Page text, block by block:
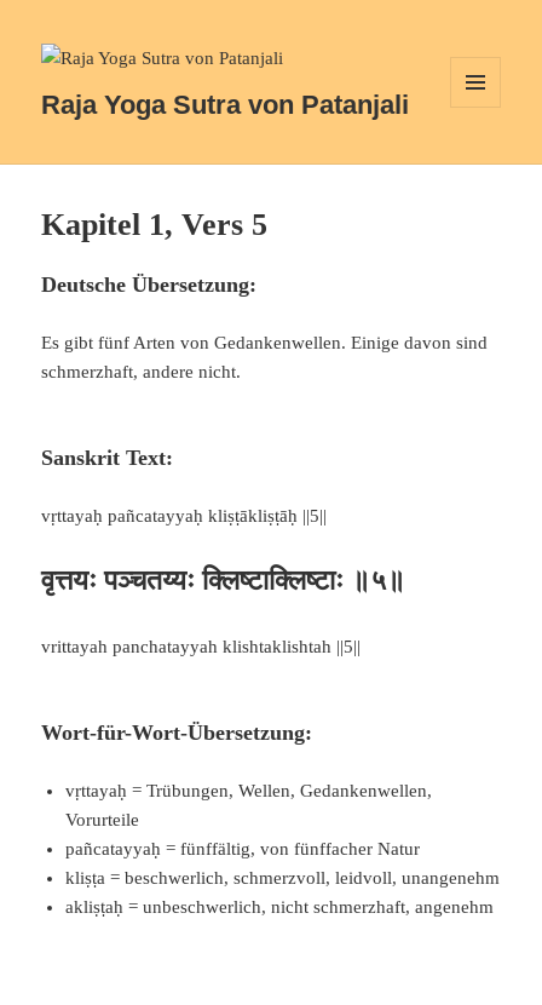
Raja Yoga Sutra von Patanjali
Kapitel 1, Vers 5
Deutsche Übersetzung:
Es gibt fünf Arten von Gedankenwellen. Einige davon sind
schmerzhaft, andere nicht.
Sanskrit Text:
vṛttayaḥ pañcatayyaḥ kliṣṭākliṣṭāḥ ||5||
वृत्तयः पञ्चतय्यः क्लिष्टाक्लिष्टाः ॥५॥
vrittayah panchatayyah klishtaklishtah ||5||
Wort-für-Wort-Übersetzung:
vṛttayaḥ = Trübungen, Wellen, Gedankenwellen,
Vorurteile
pañcatayyaḥ = fünffältig, von fünffacher Natur
kliṣṭa = beschwerlich, schmerzvoll, leidvoll, unangenehm
akliṣṭaḥ = unbeschwerlich, nicht schmerzhaft, angenehm